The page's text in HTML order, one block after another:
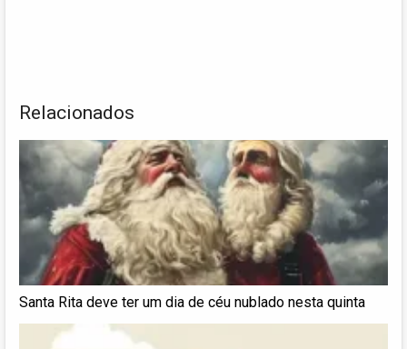
Relacionados
Santa Rita deve ter um dia de céu nublado nesta quinta